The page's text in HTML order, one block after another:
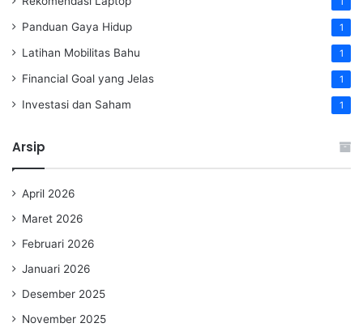
Panduan Gaya Hidup 1
Latihan Mobilitas Bahu 1
Financial Goal yang Jelas 1
Investasi dan Saham 1
Arsip
April 2026
Maret 2026
Februari 2026
Januari 2026
Desember 2025
November 2025